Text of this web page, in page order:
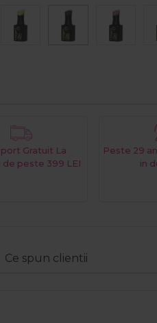
Gratuit La
de peste 399 LEI
Peste 29
in
Ce spun clientii